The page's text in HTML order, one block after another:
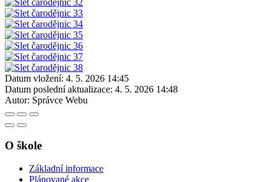
Datum vložení: 4. 5. 2026 14:45
Datum poslední aktualizace: 4. 5. 2026 14:48
Autor: Správce Webu
O škole
Základní informace
Plánované akce